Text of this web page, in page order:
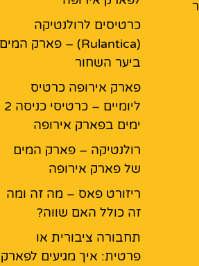
כרטיסים לרולנטיקה
(Rulantica) – פארק המים
ביער השחור
פארק אירופה כרטיס
ליומיים – כרטיסי כניסה 2
ימים בפארק אירופה
רולנטיקה – פארק המים
של פארק אירופה
ריזורט פאס – מה זה ומה
זה כולל האם שווה?
תחבורה ציבורית או
פרטית: איך מגיעים לפארק